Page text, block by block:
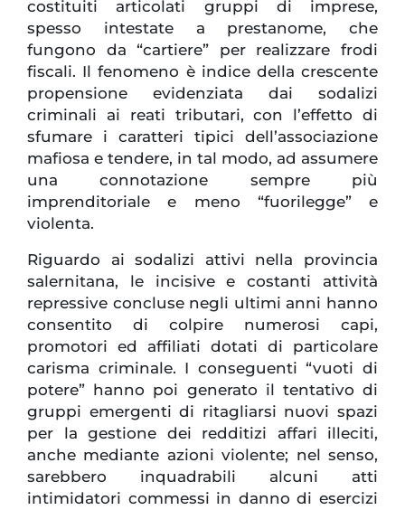
costituiti articolati gruppi di imprese,
spesso intestate a prestanome, che
fungono da “cartiere” per realizzare frodi
fiscali. Il fenomeno è indice della crescente
propensione evidenziata dai sodalizi
criminali ai reati tributari, con l’effetto di
sfumare i caratteri tipici dell’associazione
mafiosa e tendere, in tal modo, ad assumere
una connotazione sempre più
imprenditoriale e meno “fuorilegge” e
violenta.
Riguardo ai sodalizi attivi nella provincia
salernitana, le incisive e costanti attività
repressive concluse negli ultimi anni hanno
consentito di colpire numerosi capi,
promotori ed affiliati dotati di particolare
carisma criminale. I conseguenti “vuoti di
potere” hanno poi generato il tentativo di
gruppi emergenti di ritagliarsi nuovi spazi
per la gestione dei redditizi affari illeciti,
anche mediante azioni violente; nel senso,
sarebbero inquadrabili alcuni atti
intimidatori commessi in danno di esercizi